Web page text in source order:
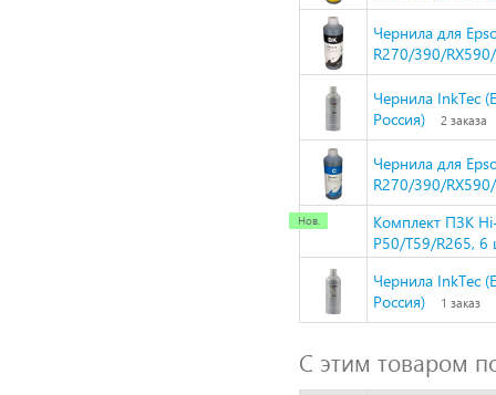
Чернила для
R270/390/
Чернила InkTec
Россия)
2 заказа
Чернила для
R270/390/
Комплект ПЗК
P50/T59/R265, 6
Чернила InkTec
Россия)
1 заказ
С этим товаром